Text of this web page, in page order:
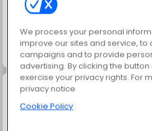
Family Relics
We process your personal
improve our sites and service, to
campaigns and to provide
advertising. By clicking the
exercise your privacy rights. For
privacy notice
Cookie Policy